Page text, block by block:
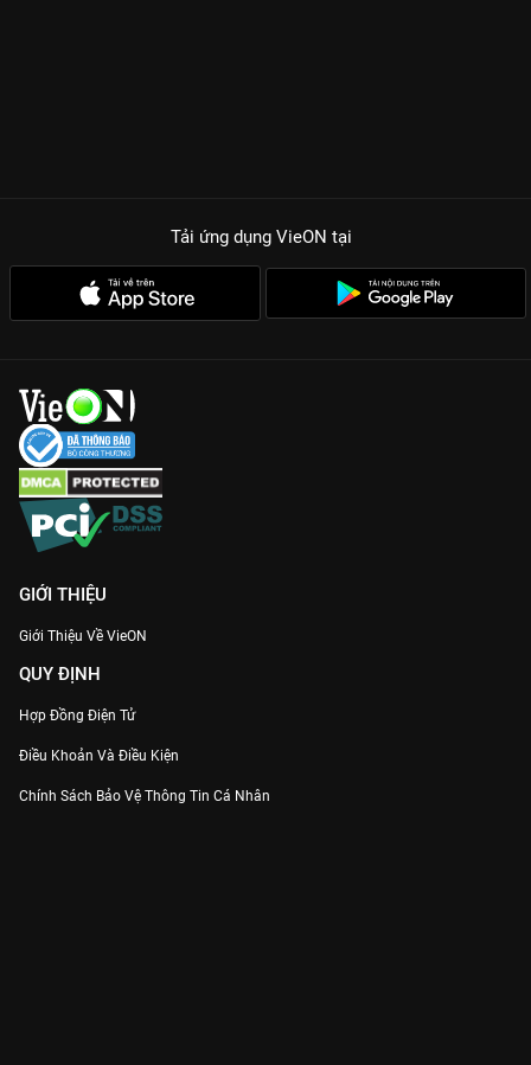
Tải ứng dụng VieON tại
GIỚI THIỆU
Giới Thiệu Về VieON
QUY ĐỊNH
Hợp Đồng Điện Tử
Điều Khoản Và Điều Kiện
Chính Sách Bảo Vệ Thông Tin Cá Nhân